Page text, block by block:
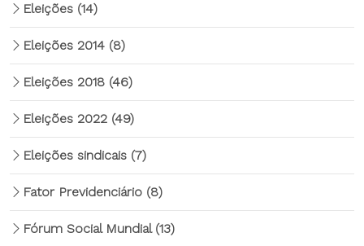
Eleições (14)
Eleições 2014 (8)
Eleições 2018 (46)
Eleições 2022 (49)
Eleições sindicais (7)
Fator Previdenciário (8)
Fórum Social Mundial (13)